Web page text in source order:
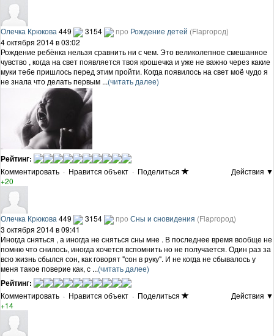
Олечка Крюкова449 3154 про Рождение детей (Flapгород)
4 октября 2014 в 03:02
Рождение ребёнка нельзя сравнить ни с чем. Это великолепное смешанное
чувство , когда на свет появляется твоя крошечка и уже не важно через какие
муки тебе пришлось перед этим пройти. Когда появилось на свет моё чудо я
не знала что делать первым ...(читать далее)
Рейтинг:
Комментировать · Нравится объект · Поделиться
Действия ▼
+20
Олечка Крюкова 449 3154 про Сны и сновидения (Flapгород)
3 октября 2014 в 09:41
Иногда сняться , а иногда не сняться сны мне . В последнее время вообще не
помню что снилось, иногда хочется вспомнить но не получается. Один раз за
всю жизнь сбылся сон, как говорят "сон в руку". И не когда не сбывалось у
меня такое поверие как, с ...(читать далее)
Рейтинг:
Комментировать · Нравится объект · Поделиться
Действия ▼
+14